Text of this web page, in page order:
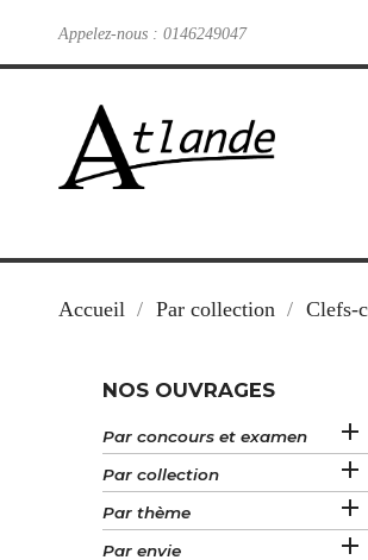
Appelez-nous : 0146249047
Accueil Par collection Clefs-
NOS OUVRAGES
Par concours et examen 
Par collection 
Par thème 
Par envie 